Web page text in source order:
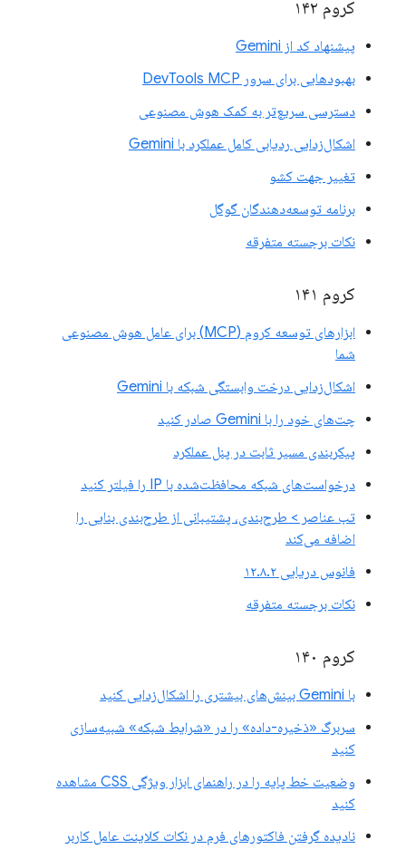
کروم ۱۴۲
پیشنهاد کد از Gemini
بهبودهایی برای سرور DevTools MCP
دسترسی سریع‌تر به کمک هوش مصنوعی
اشکال‌زدایی ردیابی کامل عملکرد با Gemini
تغییر جهت کشو
برنامه توسعه‌دهندگان گوگل
نکات برجسته متفرقه
کروم ۱۴۱
ابزارهای توسعه کروم (MCP) برای عامل هوش مصنوعی
شما
اشکال‌زدایی درخت وابستگی شبکه با Gemini
چت‌های خود را با Gemini صادر کنید
پیکربندی مسیر ثابت در پنل عملکرد
درخواست‌های شبکه محافظت‌شده با IP را فیلتر کنید
تب عناصر > طرح‌بندی، پشتیبانی از طرح‌بندی بنایی را
اضافه می‌کند
فانوس دریایی ۱۲.۸.۲
نکات برجسته متفرقه
کروم ۱۴۰
با Gemini بینش‌های بیشتری را اشکال‌زدایی کنید
سربرگ «ذخیره-داده» را در «شرایط شبکه» شبیه‌سازی
کنید
وضعیت خط پایه را در راهنمای ابزار ویژگی CSS مشاهده
کنید
نادیده گرفتن فاکتورهای فرم در نکات کلاینت عامل کاربر